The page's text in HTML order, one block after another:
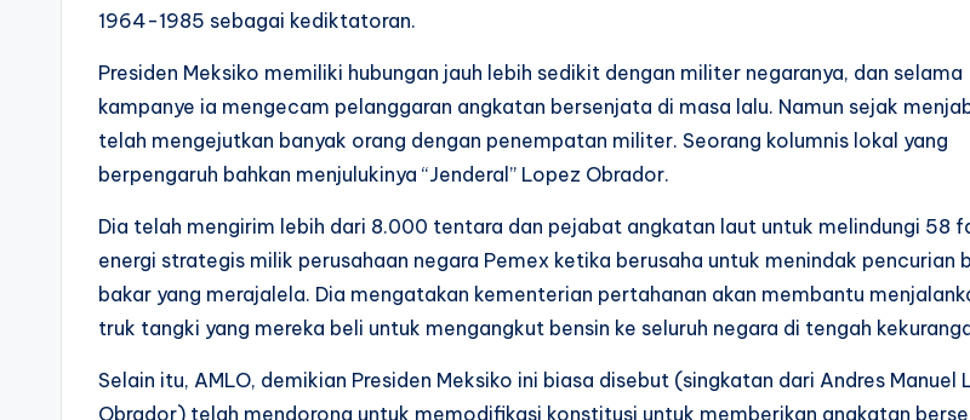
1964-1985 sebagai kediktatoran.
Presiden Meksiko memiliki hubungan jauh lebih sedikit dengan militer negaranya, dan selama
kampanye ia mengecam pelanggaran angkatan bersenjata di masa lalu. Namun sejak
telah mengejutkan banyak orang dengan penempatan militer. Seorang kolumnis lokal yang
berpengaruh bahkan menjulukinya “Jenderal” Lopez Obrador.
Dia telah mengirim lebih dari 8.000 tentara dan pejabat angkatan laut untuk melindungi 58
energi strategis milik perusahaan negara Pemex ketika berusaha untuk menindak pencurian
bakar yang merajalela. Dia mengatakan kementerian pertahanan akan membantu
truk tangki yang mereka beli untuk mengangkut bensin ke seluruh negara di tengah
Selain itu, AMLO, demikian Presiden Meksiko ini biasa disebut (singkatan dari Andres Manuel
Obrador) telah mendorong untuk memodifikasi konstitusi untuk memberikan angkatan